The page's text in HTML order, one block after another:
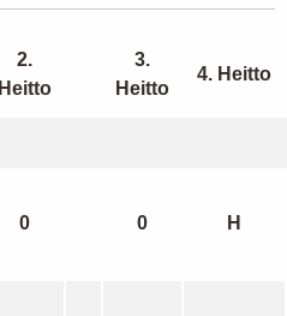
2.
Heitto
3.
Heitto
4. Heitto
0 0 H